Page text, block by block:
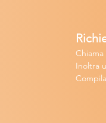
Inoltra